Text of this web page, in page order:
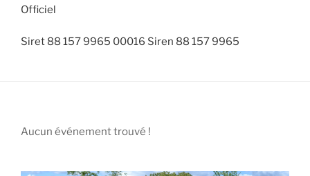
Officiel
Siret 88 157 9965 00016 Siren 88 157 9965
Aucun événement trouvé !